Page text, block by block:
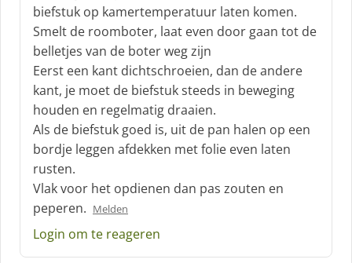
r
e
e
f
:
biefstuk op kamertemperatuur laten komen.
Smelt de roomboter, laat even door gaan tot de
belletjes van de boter weg zijn
Eerst een kant dichtschroeien, dan de andere
kant, je moet de biefstuk steeds in beweging
houden en regelmatig draaien.
Als de biefstuk goed is, uit de pan halen op een
bordje leggen afdekken met folie even laten
rusten.
Vlak voor het opdienen dan pas zouten en
peperen. Melden
Login om te reageren